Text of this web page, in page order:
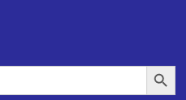
Botón de